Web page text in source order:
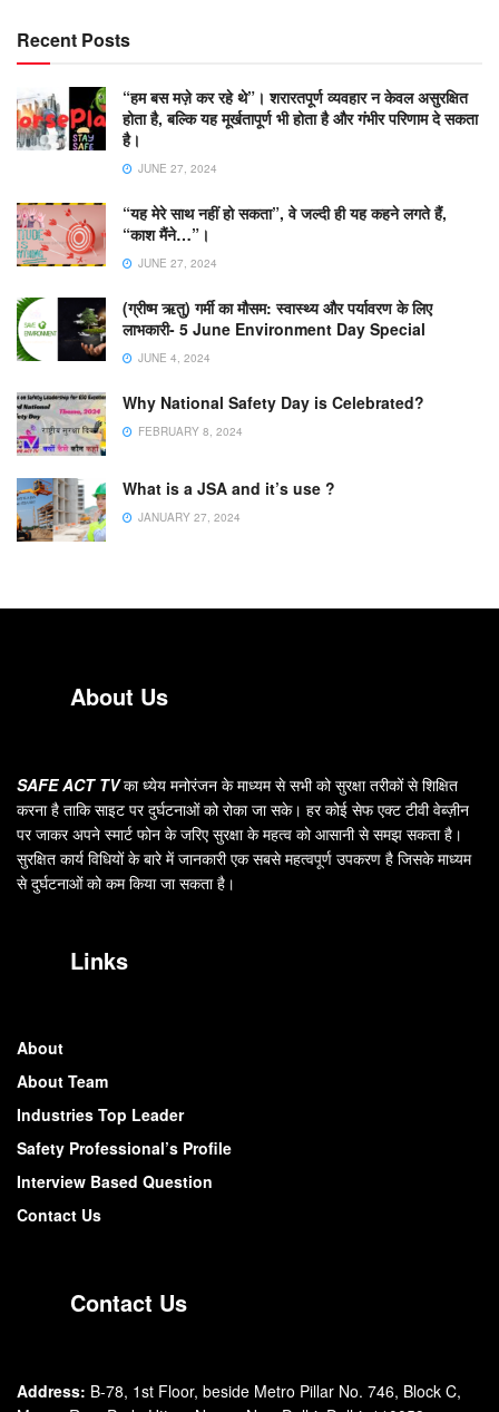
Recent Posts
“हम बस मज़े कर रहे थे”। शरारतपूर्ण व्यवहार न केवल असुरक्षित
होता है, बल्कि यह मूर्खतापूर्ण भी होता है और गंभीर परिणाम दे सकता
है।
JUNE 27, 2024
“यह मेरे साथ नहीं हो सकता”, वे जल्दी ही यह कहने लगते हैं,
“काश मैंने…”।
JUNE 27, 2024
(ग्रीष्म ऋतु) गर्मी का मौसम: स्वास्थ्य और पर्यावरण के लिए
लाभकारी- 5 June Environment Day Special
JUNE 4, 2024
Why National Safety Day is Celebrated?
FEBRUARY 8, 2024
What is a JSA and it’s use ?
JANUARY 27, 2024
About Us
SAFE ACT TVका ध्येय मनोरंजन के माध्यम से सभी को सुरक्षा तरीकों से शिक्षित
करना है ताकि साइट पर दुर्घटनाओं को रोका जा सके। हर कोई सेफ एक्ट टीवी वेब्ज़ीन
पर जाकर अपने स्मार्ट फोन के जरिए सुरक्षा के महत्व को आसानी से समझ सकता है।
सुरक्षित कार्य विधियों के बारे में जानकारी एक सबसे महत्वपूर्ण उपकरण है जिसके माध्यम
से दुर्घटनाओं को कम किया जा सकता है।
Links
About
About Team
Industries Top Leader
Safety Professional’s Profile
Interview Based Question
Contact Us
Contact Us
Address: B-78, 1st Floor, beside Metro Pillar No. 746, Block C,